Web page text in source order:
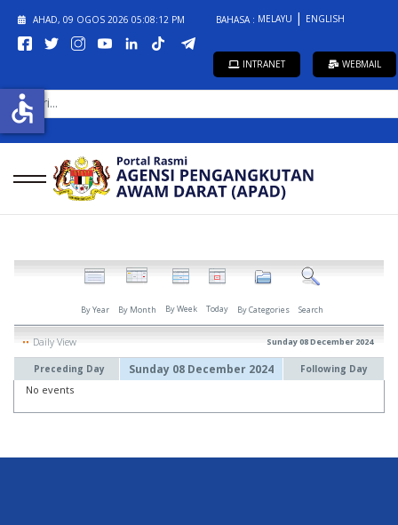
AHAD, 09 OGOS 2026 05:08:12 PM BAHASA : MELAYU ENGLISH
INTRANET WEBMAIL
CARI...
By Year By Month By Week Today By Categories Search
Daily View Sunday 08 December 2024
Preceding Day Sunday 08 December 2024 Following Day
No events
accessible